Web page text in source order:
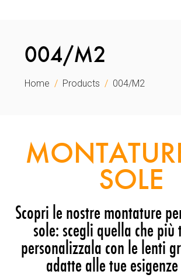
004/M2
Home Products 004/M2
SOLE
Scopri le nostre montature
sole: scegli quella che più
personalizzala con le lenti
adatte alle tue